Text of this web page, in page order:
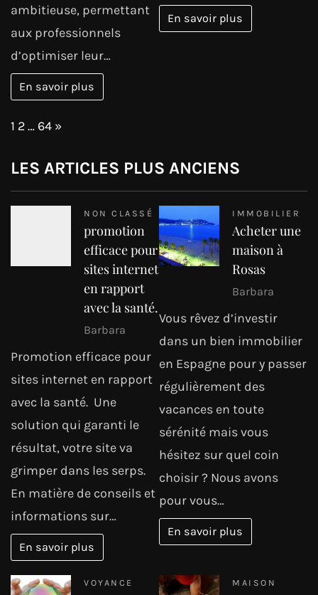
ambitieuse, permettant
aux professionnels
d’optimiser leur…
En savoir plus
En savoir plus
Page:
1 2… 64 Next
»
LES ARTICLES PLUS ANCIENS
NON CLASSÉ
promotion
efficace pour
sites internet
en rapport
avec la santé.
Barbara
Promotion efficace pour
sites internet en rapport
avec la santé. Une
solution qui garanti le
résultat, votre site va
grimper dans les serps.
En matière de conseils et
informations sur…
En savoir plus
IMMOBILIER
Acheter une
maison à
Rosas
Barbara
Vous rêvez d’investir
dans un bien immobilier
en Espagne pour y passer
régulièrement des
vacances en toute
sérénité mais vous
hésitez sur quel coin
choisir ? Nous avons
pour vous…
En savoir plus
VOYANCE MAISON